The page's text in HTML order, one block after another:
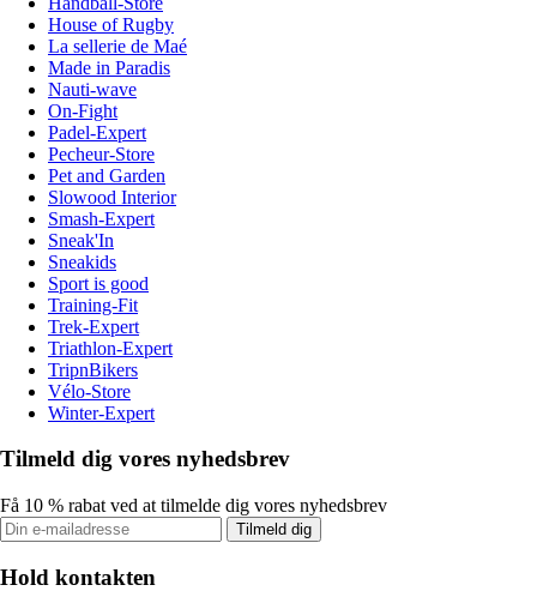
House of Rugby
La sellerie de Maé
Made in Paradis
Nauti-wave
On-Fight
Padel-Expert
Pecheur-Store
Pet and Garden
Slowood Interior
Smash-Expert
Sneak'In
Sneakids
Sport is good
Training-Fit
Trek-Expert
Triathlon-Expert
TripnBikers
Vélo-Store
Winter-Expert
Tilmeld dig vores nyhedsbrev
Få 10 % rabat ved at tilmelde dig vores nyhedsbrev
Tilmeld dig
Hold kontakten